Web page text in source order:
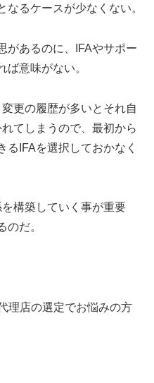
るケースが少なくない。
があるのに、IFAやサポー
ば意味がない。
更の履歴が多いとそれ自
てしまうので、最初から
るIFAを選択しておかなく
構築していく事が重要
のだ。
理店の選定でお悩みの方